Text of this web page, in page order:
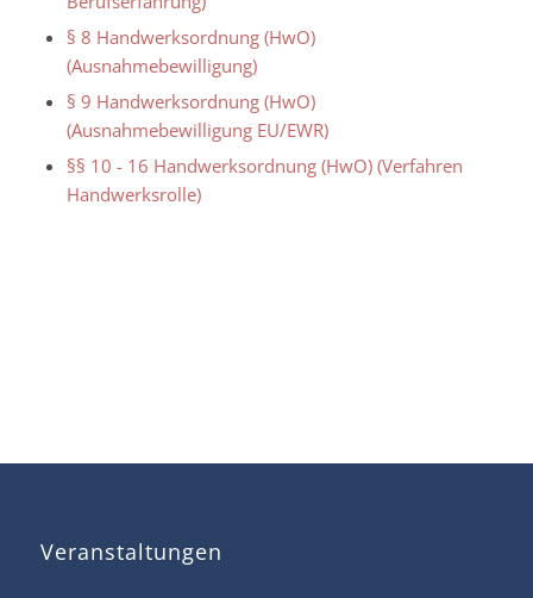
§ 8 Handwerksordnung (HwO)
(Ausnahmebewilligung)
§ 9 Handwerksordnung (HwO)
(Ausnahmebewilligung EU/EWR)
§§ 10 - 16 Handwerksordnung (HwO) (Verfahren
Handwerksrolle)
Veranstaltungen